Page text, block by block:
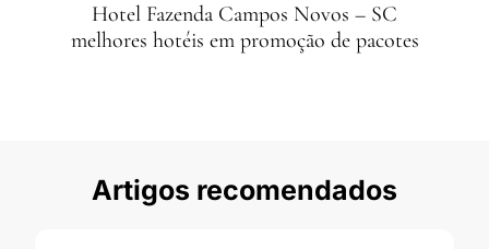
Hotel Fazenda Campos Novos – SC
melhores hotéis em promoção de pacotes
Artigos recomendados